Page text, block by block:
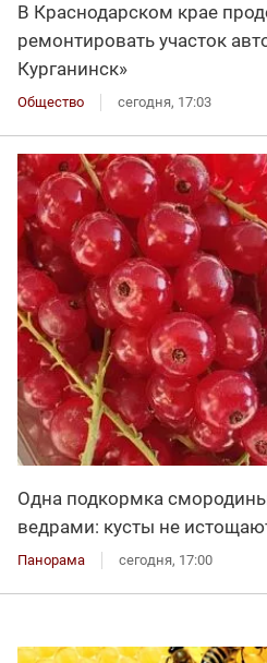
В Краснодарском крае
ремонтировать участок
Курганинск»
Общество сегодня, 17:03
Одна подкормка смородины
ведрами: кусты не
Панорама сегодня, 17:00